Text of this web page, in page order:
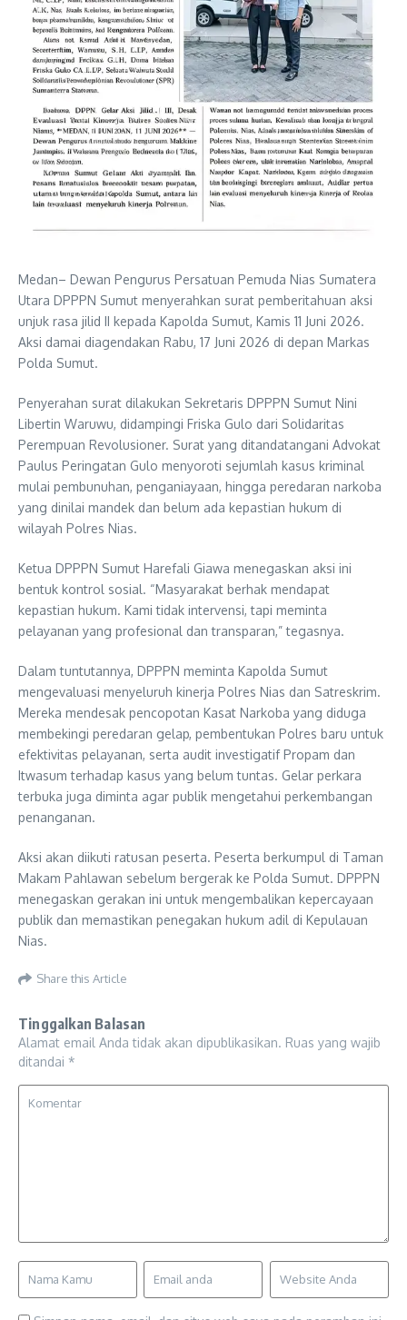
Medan– Dewan Pengurus Persatuan Pemuda Nias Sumatera
Utara DPPPN Sumut menyerahkan surat pemberitahuan aksi
unjuk rasa jilid II kepada Kapolda Sumut, Kamis 11 Juni 2026.
Aksi damai diagendakan Rabu, 17 Juni 2026 di depan Markas
Polda Sumut.
Penyerahan surat dilakukan Sekretaris DPPPN Sumut Nini
Libertin Waruwu, didampingi Friska Gulo dari Solidaritas
Perempuan Revolusioner. Surat yang ditandatangani Advokat
Paulus Peringatan Gulo menyoroti sejumlah kasus kriminal
mulai pembunuhan, penganiayaan, hingga peredaran narkoba
yang dinilai mandek dan belum ada kepastian hukum di
wilayah Polres Nias.
Ketua DPPPN Sumut Harefali Giawa menegaskan aksi ini
bentuk kontrol sosial. “Masyarakat berhak mendapat
kepastian hukum. Kami tidak intervensi, tapi meminta
pelayanan yang profesional dan transparan,” tegasnya.
Dalam tuntutannya, DPPPN meminta Kapolda Sumut
mengevaluasi menyeluruh kinerja Polres Nias dan Satreskrim.
Mereka mendesak pencopotan Kasat Narkoba yang diduga
membekingi peredaran gelap, pembentukan Polres baru untuk
efektivitas pelayanan, serta audit investigatif Propam dan
Itwasum terhadap kasus yang belum tuntas. Gelar perkara
terbuka juga diminta agar publik mengetahui perkembangan
penanganan.
Aksi akan diikuti ratusan peserta. Peserta berkumpul di Taman
Makam Pahlawan sebelum bergerak ke Polda Sumut. DPPPN
menegaskan gerakan ini untuk mengembalikan kepercayaan
publik dan memastikan penegakan hukum adil di Kepulauan
Nias.
Share this Article
Tinggalkan Balasan
Alamat email Anda tidak akan dipublikasikan. Ruas yang wajib
ditandai *